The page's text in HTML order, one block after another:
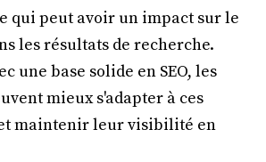
qui peut avoir un impact sur le
les résultats de recherche.
une base solide en SEO, les
mieux s'adapter à ces
maintenir leur visibilité en